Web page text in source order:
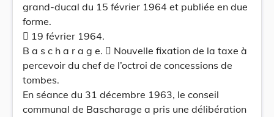
grand-ducal du 15 février 1964 et publiée en due
forme.
 19 février 1964.
B a s c h a r a g e.  Nouvelle fixation de la taxe à
percevoir du chef de l’octroi de concessions de
tombes.
En séance du 31 décembre 1963, le conseil
communal de Bascharage a pris une délibération